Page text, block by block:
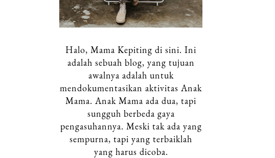
Halo, Mama Kepiting di sini. Ini
adalah sebuah blog, yang tujuan
awalnya adalah untuk
mendokumentasikan aktivitas Anak
Mama. Anak Mama ada dua, tapi
sungguh berbeda gaya
pengasuhannya. Meski tak ada yang
sempurna, tapi yang terbaiklah
yang harus dicoba.